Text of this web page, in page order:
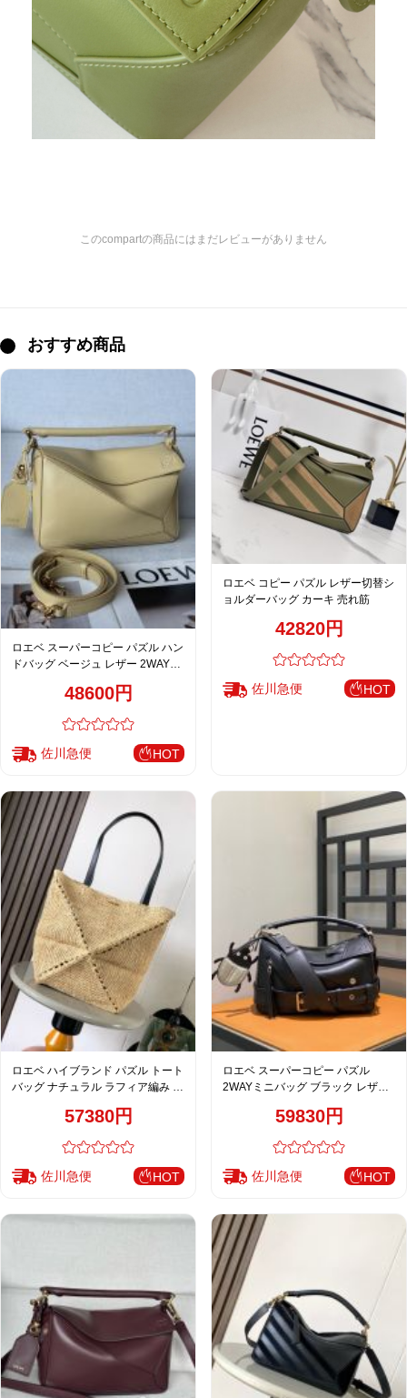
このcompartの商品にはまだレビューがありません
おすすめ商品
ロエベ スーパーコピー パズル ハン
ドバッグ ベージュ レザー 2WAYシ
48600円
佐川急便 HOT
ロエベ コピー パズル レザー切替シ
ョルダーバッグ カーキ 売れ筋
42820円
佐川急便 HOT
ロエベ ハイブランド パズル トート
バッグ ナチュラル ラフィア編み 大
57380円
佐川急便 HOT
ロエベ スーパーコピー パズル
2WAYミニバッグ ブラック レザー
59830円
佐川急便 HOT